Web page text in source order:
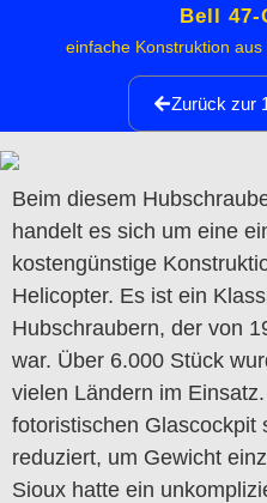
Bell 47-
einfache Konstruktion
Zurück zur
Beim diesem
handelt es sich um eine
kostengünstige
Helicopter. Es ist ein
Hubschraubern, der von
war. Über 6.000 Stück
vielen Ländern im
fotoristischen Glascockpit
reduziert, um Gewicht
Sioux hatte ein